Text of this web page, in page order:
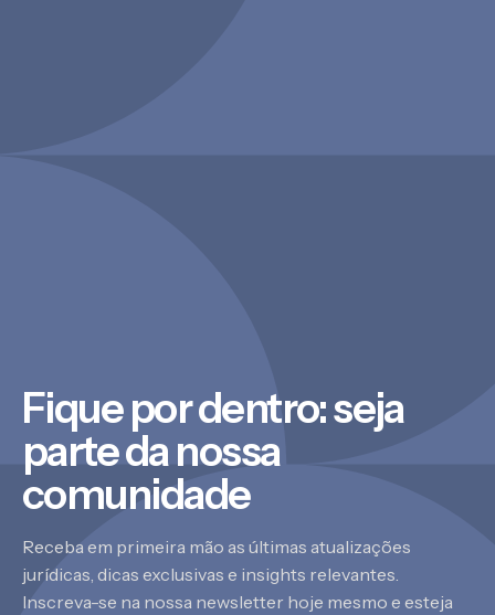
Fique por dentro: seja
parte da nossa
comunidade
Receba em primeira mão as últimas atualizações
jurídicas, dicas exclusivas e insights relevantes.
Inscreva-se na nossa newsletter hoje mesmo e esteja